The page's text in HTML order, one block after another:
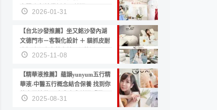
套服務 新娘備婚省心首選！
2026-01-31
【台北沙發推薦】坐又銘沙發內湖
文德門市－客製化設計 ＋ 貓抓皮耐
磨好清潔｜直營直銷、價格透明
高CP值打造夢想居家風格
2025-11-08
【精華液推薦】蘊韻yunyum五行精
華液-中醫五行概念結合保養 找到你
的專屬精華！ 水㊀土㊀就選「潤・
賦精華」維持肌膚剛剛好的平衡
2025-08-31